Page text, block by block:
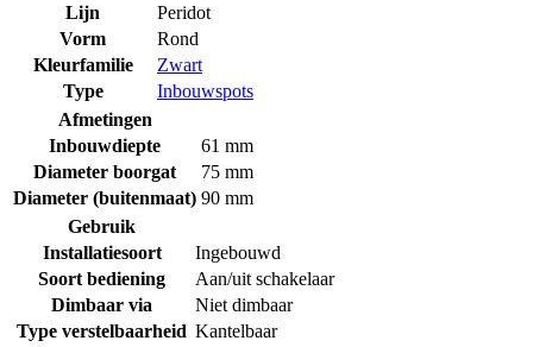
Lijn
Peridot
Vorm
Rond
Kleurfamilie
Zwart
Type
Inbouwspots
Afmetingen
Inbouwdiepte
61 mm
Diameter boorgat
75 mm
Diameter (buitenmaat) 90 mm
Gebruik
Installatiesoort
Ingebouwd
Soort bediening
Aan/uit schakelaar
Dimbaar via
Niet dimbaar
Type verstelbaarheid Kantelbaar